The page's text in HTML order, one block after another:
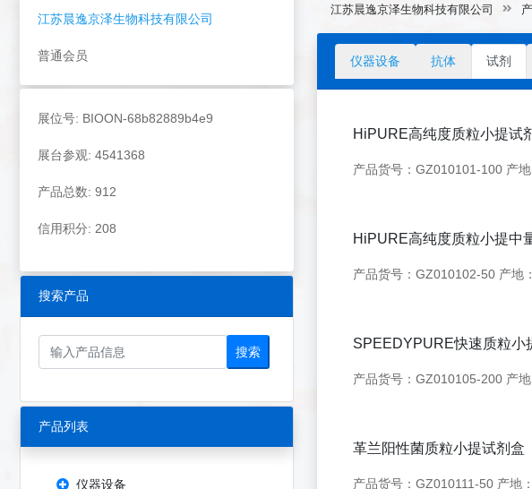
江苏晨逸京泽生物科技有限公司
普通会员
展位号: BIOON-68b82889b4e9
展台参观: 4541368
产品总数: 912
信用积分: 208
搜索产品
搜索
产品列表
仪器设备
江苏晨逸京泽生物科技有限公司
仪器设备 抗体 试剂
HiPURE高纯度质粒小提试
产品货号：GZ010101-100 产
HiPURE高纯度质粒小提中
产品货号：GZ010102-50 产地
SPEEDYPURE快速质粒小
产品货号：GZ010105-200 产
革兰阳性菌质粒小提试剂盒
产品货号：GZ010111-50 产地